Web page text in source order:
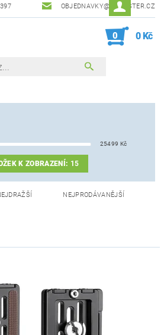
OBJEDNAVKY@IFORESTER.CZ
0 0 Kč
25499 Kč
K ZOBRAZENÍ: 15
NEJPRODÁVANĚJŠÍ